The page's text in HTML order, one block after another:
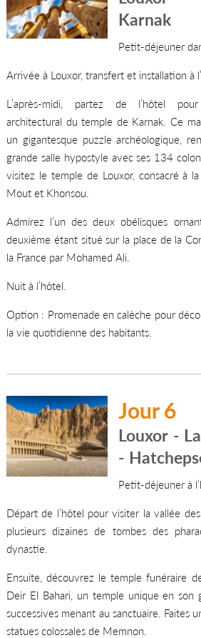
Karnak
Petit-déjeuner
Arrivée à Louxor, transfert et installation à
L’après-midi, partez de l’hôtel
architectural du temple de Karnak. Ce
un gigantesque puzzle archéologique,
grande salle hypostyle avec ses 134
visitez le temple de Louxor, consacré à
Mout et Khonsou.
Admirez l’un des deux obélisques
deuxième étant situé sur la place de la
la France par Mohamed Ali.
Nuit à l’hôtel.
Option : Promenade en calèche pour
la vie quotidienne des habitants.
Jour 6
Louxor -
-
Petit-déjeuner à
Départ de l’hôtel pour visiter la vallée
plusieurs dizaines de tombes des
dynastie.
Ensuite, découvrez le temple funéraire
Deir El Bahari, un temple unique en son
successives menant au sanctuaire. Faites
statues colossales de Memnon.